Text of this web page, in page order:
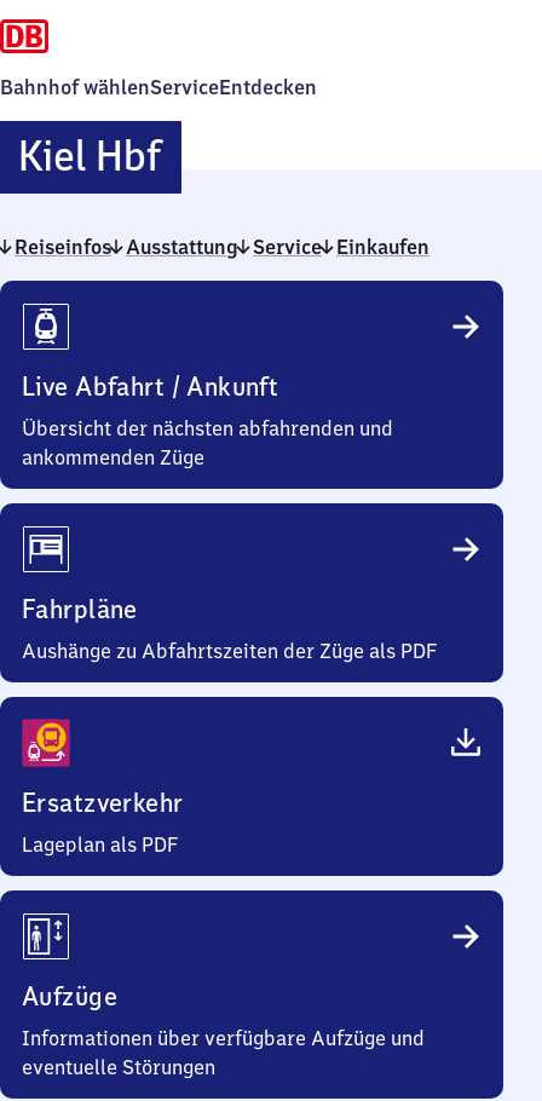
Bahnhof wählenServiceEntdecken
Kiel HbfKiel
Hauptbahnhof
Reiseinfos Ausstattung Service Einkaufen
Reiseinfos
Live Abfahrt / Ankunft
Übersicht der nächsten abfahrenden und
ankommenden Züge
Fahrpläne
Aushänge zu Abfahrtszeiten der Züge als PDF
Ersatzverkehr
Lageplan als PDF
Aufzüge
Informationen über verfügbare Aufzüge und
eventuelle Störungen